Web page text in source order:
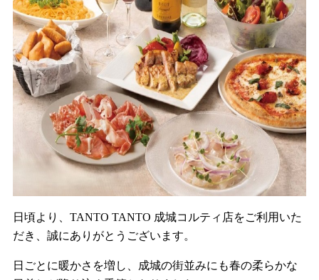
日頃より、TANTO TANTO 成城コルティ店をご利用いた
だき、誠にありがとうございます。
日ごとに暖かさを増し、成城の街並みにも春の柔らかな